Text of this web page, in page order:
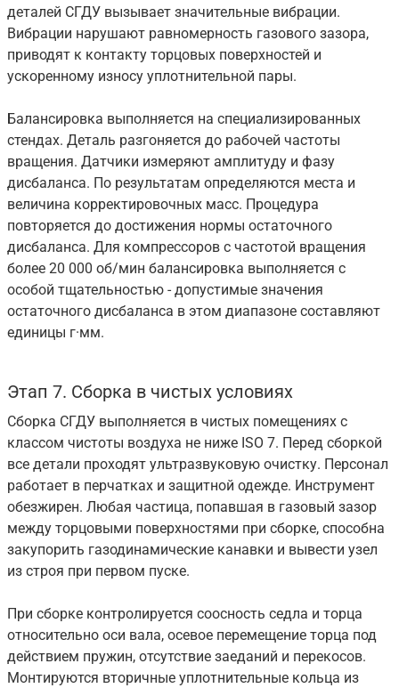
деталей СГДУ вызывает значительные вибрации.
Вибрации нарушают равномерность газового зазора,
приводят к контакту торцовых поверхностей и
ускоренному износу уплотнительной пары.
Балансировка выполняется на специализированных
стендах. Деталь разгоняется до рабочей частоты
вращения. Датчики измеряют амплитуду и фазу
дисбаланса. По результатам определяются места и
величина корректировочных масс. Процедура
повторяется до достижения нормы остаточного
дисбаланса. Для компрессоров с частотой вращения
более 20 000 об/мин балансировка выполняется с
особой тщательностью - допустимые значения
остаточного дисбаланса в этом диапазоне составляют
единицы г·мм.
Этап 7. Сборка в чистых условиях
Сборка СГДУ выполняется в чистых помещениях с
классом чистоты воздуха не ниже ISO 7. Перед сборкой
все детали проходят ультразвуковую очистку. Персонал
работает в перчатках и защитной одежде. Инструмент
обезжирен. Любая частица, попавшая в газовый зазор
между торцовыми поверхностями при сборке, способна
закупорить газодинамические канавки и вывести узел
из строя при первом пуске.
При сборке контролируется соосность седла и торца
относительно оси вала, осевое перемещение торца под
действием пружин, отсутствие заеданий и перекосов.
Монтируются вторичные уплотнительные кольца из